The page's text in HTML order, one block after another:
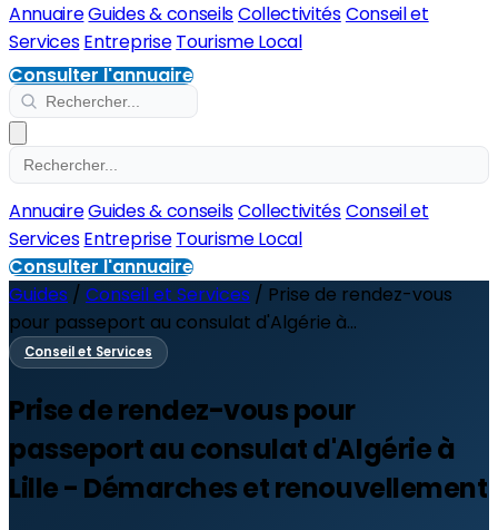
AnnuaireGuides & conseilsCollectivitésConseil et
ServicesEntreprise Tourisme Local
Consulter l'annuaire
AnnuaireGuides & conseilsCollectivitésConseil et
ServicesEntreprise Tourisme Local
Consulter l'annuaire
Guides / Conseil et Services / Prise de rendez-vous
pour passeport au consulat d'Algérie à...
Conseil et Services
Prise de rendez-vous pour
passeport au consulat d'Algérie à
Lille - Démarches et renouvellement